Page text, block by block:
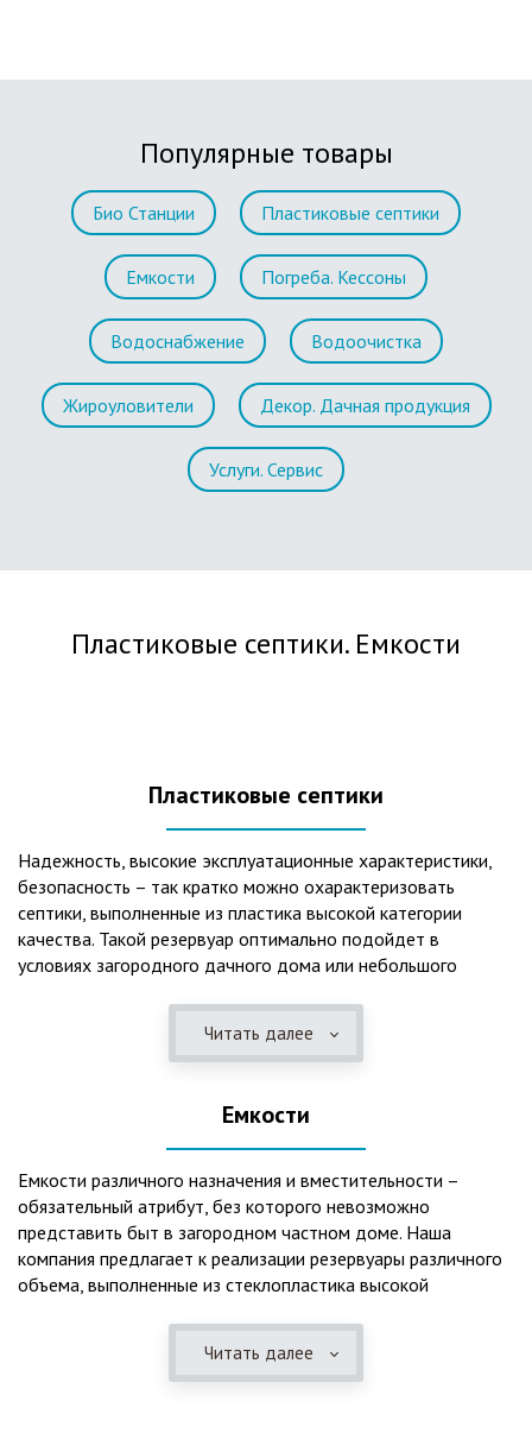
Популярные товары
Био Станции Пластиковые септики
Емкости Погреба. Кессоны
Водоснабжение Водоочистка
Жироуловители Декор. Дачная продукция
Услуги. Сервис
Пластиковые септики. Емкости
Пластиковые септики
Надежность, высокие эксплуатационные характеристики,
безопасность – так кратко можно охарактеризовать
септики, выполненные из пластика высокой категории
качества. Такой резервуар оптимально подойдет в
условиях загородного дачного дома или небольшого
механическая и биологическая очистка канализационных
Главная причина популярности пластиковых и
также отнести:
безупречное качество изготовления;
стойкость к высокому давлению грунта (даже в
ненаполненном состоянии);
полная герметичность, что гарантирует отсутствие
Читать далее
Емкости
Емкости различного назначения и вместительности –
обязательный атрибут, без которого невозможно
представить быт в загородном частном доме. Наша
компания предлагает к реализации резервуары различного
объема, выполненные из стеклопластика высокой
одна из основных сфер их практического использования –
это организация центров очистки, обустройство
Читать далее